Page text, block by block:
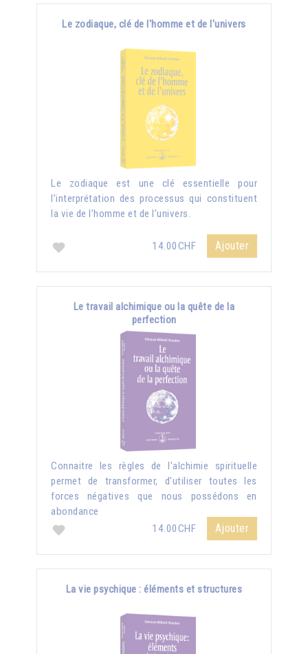
Le zodiaque, clé de l'homme et de l'univers
Le zodiaque est une clé essentielle pour
l’interprétation des processus qui constituent
la vie de l’homme et de l’univers.
14.00CHF Ajouter
Le travail alchimique ou la quête de la
perfection
Connaitre les règles de l'alchimie spirituelle
permet de transformer, d'utiliser toutes les
forces négatives que nous possédons en
abondance
14.00CHF
Ajouter
La vie psychique : éléments et structures